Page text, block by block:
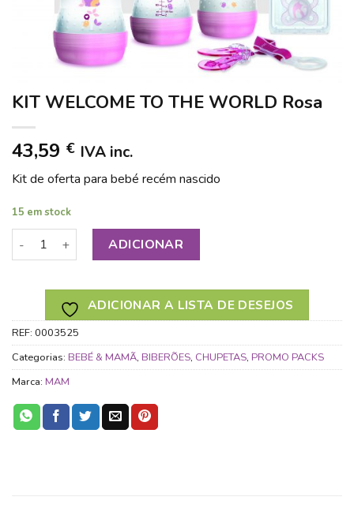
KIT WELCOME TO THE WORLD Rosa
43,59 € IVA inc.
Kit de oferta para bebé recém nascido
15 em stock
Quantidade de KIT WELCOME TO THE WORLD Rosa
ADICIONAR
ADICIONAR A LISTA DE DESEJOS
REF: 0003525
Categorias: BEBÉ & MAMÃ, BIBERÕES, CHUPETAS, PROMO PACKS
Marca: MAM